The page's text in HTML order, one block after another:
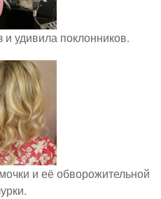
удивила поклонников.
и её обворожительной